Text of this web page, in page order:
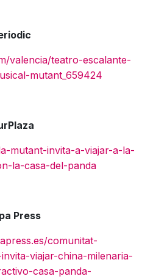
valencia/teatro-escalante-
mutant_659424
mutant-invita-a-viajar-a-la-
la-casa-del-panda
Press
comunitat-
viajar-china-milenaria-
casa-panda-